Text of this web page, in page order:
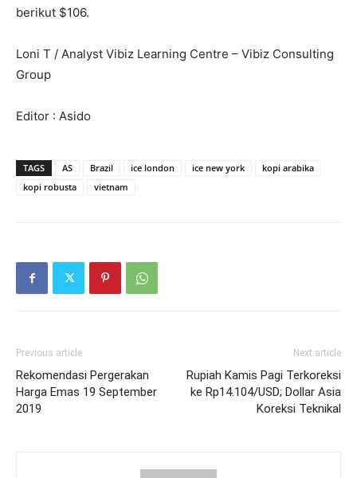
berikut $106.
Loni T / Analyst Vibiz Learning Centre – Vibiz Consulting
Group
Editor : Asido
TAGS AS Brazil ice london ice new york
kopi arabika
kopi robusta
vietnam
Previous article
Rekomendasi Pergerakan
Harga Emas 19 September
2019
Next article
Rupiah Kamis Pagi Terkoreksi
ke Rp14.104/USD; Dollar Asia
Koreksi Teknikal